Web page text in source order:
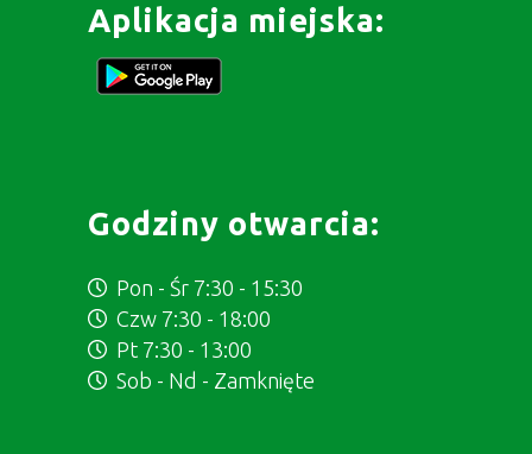
Aplikacja miejska:
Godziny otwarcia:
Pon - Śr 7:30 - 15:30
Czw 7:30 - 18:00
Pt 7:30 - 13:00
Sob - Nd - Zamknięte